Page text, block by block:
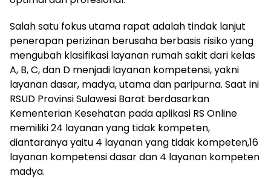
Salah satu fokus utama rapat adalah tindak lanjut
penerapan perizinan berusaha berbasis risiko yang
mengubah klasifikasi layanan rumah sakit dari kelas
A, B, C, dan D menjadi layanan kompetensi, yakni
layanan dasar, madya, utama dan paripurna. Saat ini
RSUD Provinsi Sulawesi Barat berdasarkan
Kementerian Kesehatan pada aplikasi RS Online
memiliki 24 layanan yang tidak kompeten,
diantaranya yaitu 4 layanan yang tidak kompeten,16
layanan kompetensi dasar dan 4 layanan kompeten
madya.